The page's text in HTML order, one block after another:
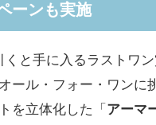
ーンも実施
と手に入るラストワン
ール・フォー・ワンに
を立体化した「 アーマ